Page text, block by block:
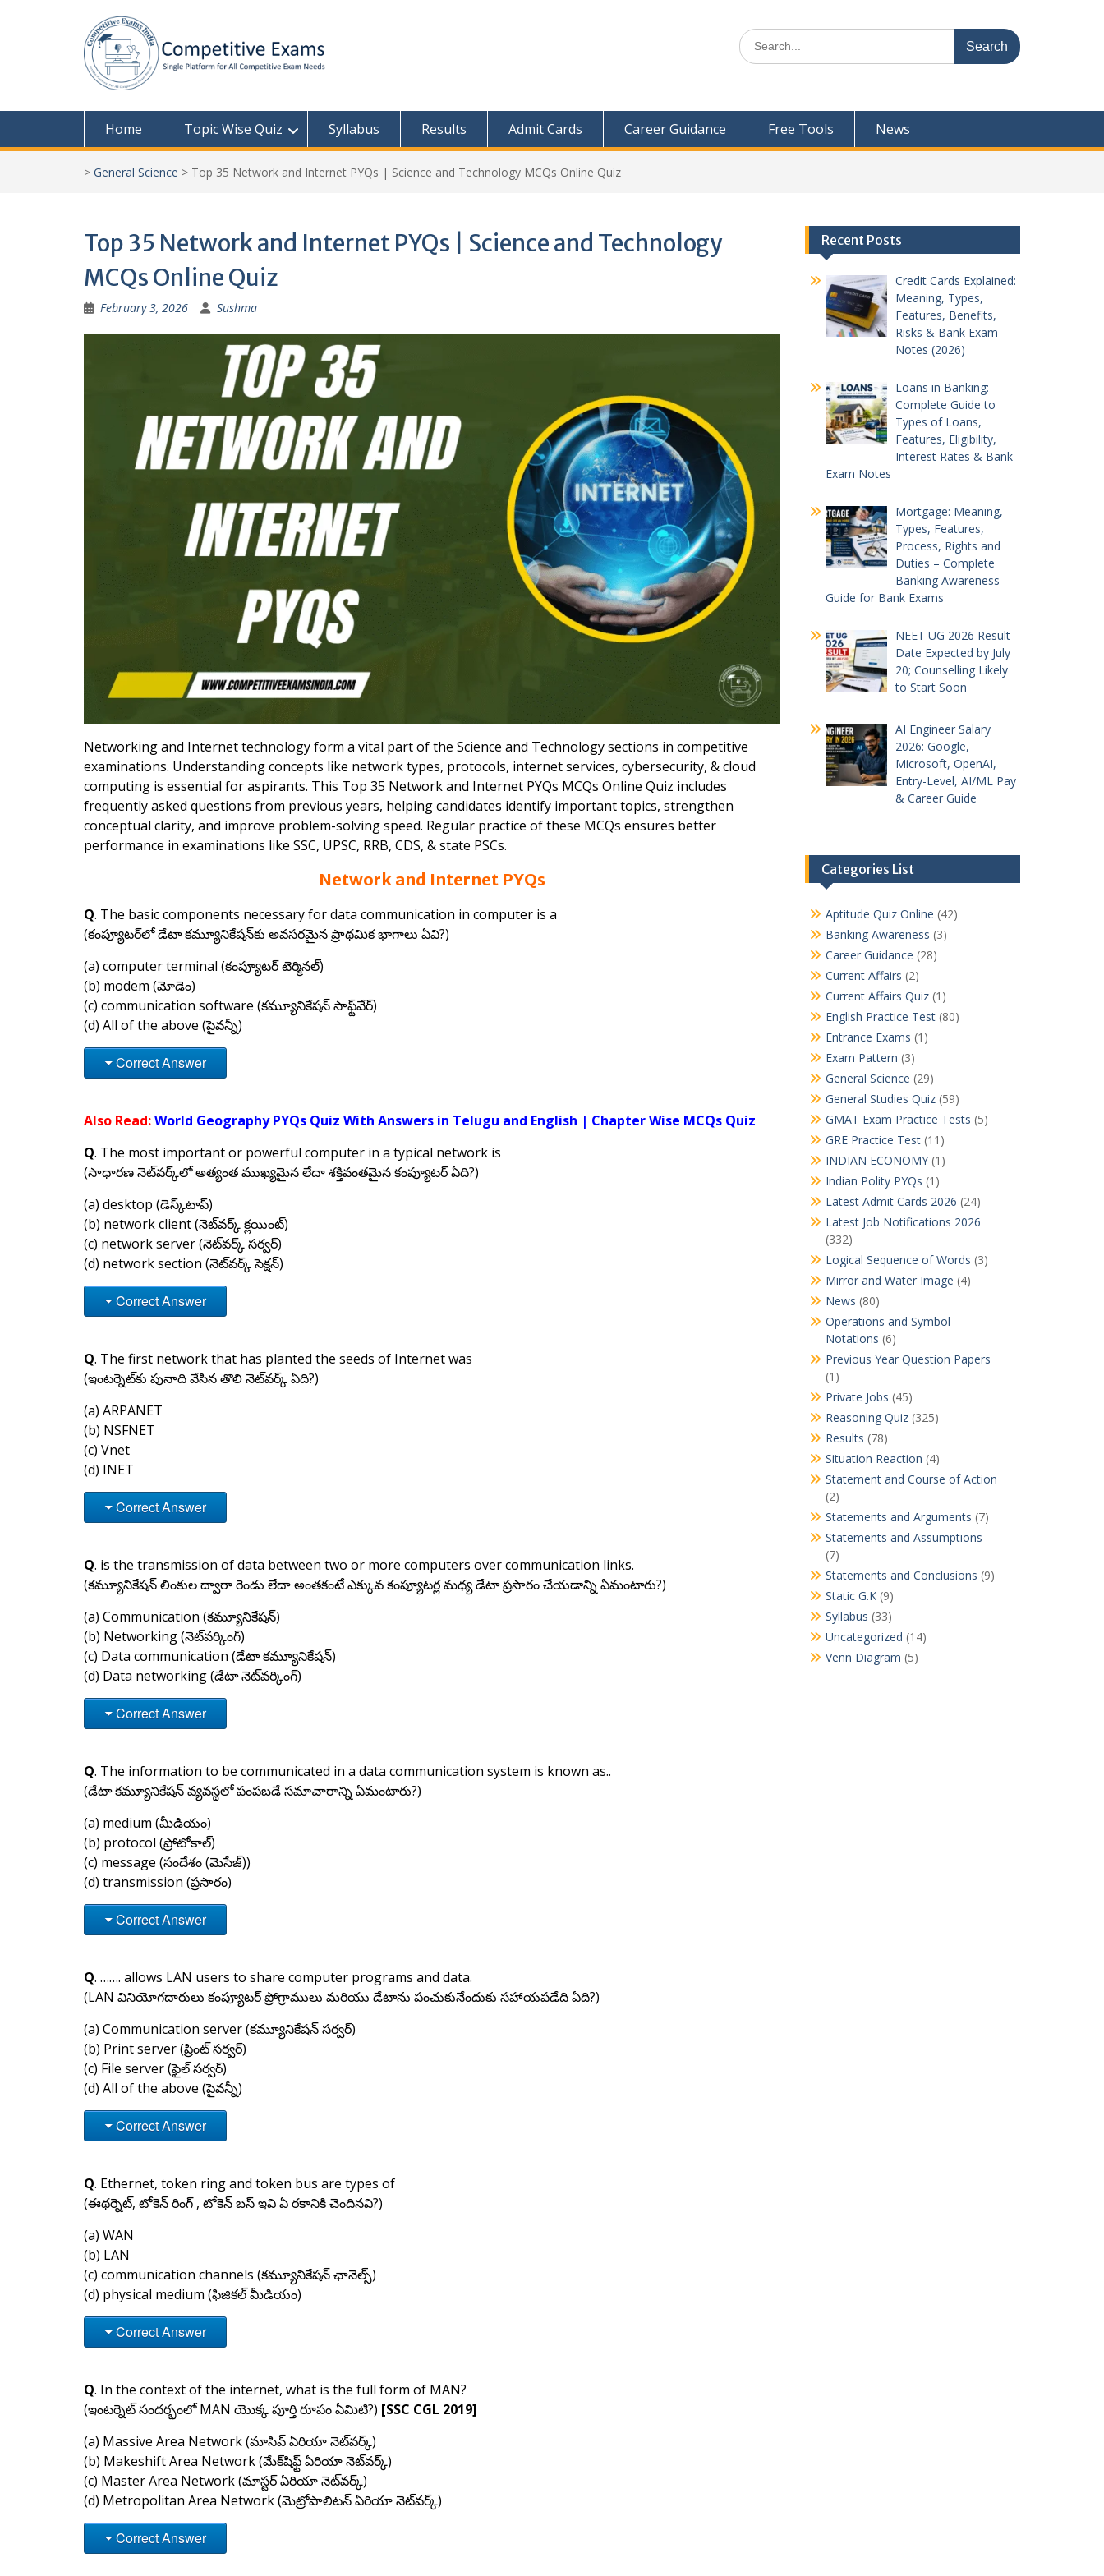
Search
for:
Home Topic Wise Quiz Syllabus Results Admit Cards Career Guidance Free Tools News
> General Science > Top 35 Network and Internet PYQs | Science and Technology MCQs Online Quiz
Top 35 Network and Internet PYQs | Science and Technology
MCQs Online Quiz
February 3, 2026 Sushma
Networking and Internet technology form a vital part of the Science and Technology sections in competitive
examinations. Understanding concepts like network types, protocols, internet services, cybersecurity, & cloud
computing is essential for aspirants. This Top 35 Network and Internet PYQs MCQs Online Quiz includes
frequently asked questions from previous years, helping candidates identify important topics, strengthen
conceptual clarity, and improve problem-solving speed. Regular practice of these MCQs ensures better
performance in examinations like SSC, UPSC, RRB, CDS, & state PSCs.
Network and Internet PYQs
Q. The basic components necessary for data communication in computer is a
(కంప్యూటర్‌లో డేటా కమ్యూనికేషన్‌కు అవసరమైన ప్రాథమిక భాగాలు ఏవి?)
(a) computer terminal (కంప్యూటర్ టెర్మినల్)
(b) modem (మోడెం)
(c) communication software (కమ్యూనికేషన్ సాఫ్ట్‌వేర్)
(d) All of the above (పైవన్నీ)
Correct Answer
Also Read:World Geography PYQs Quiz With Answers in Telugu and English | Chapter Wise MCQs Quiz
Q. The most important or powerful computer in a typical network is
(సాధారణ నెట్‌వర్క్‌లో అత్యంత ముఖ్యమైన లేదా శక్తివంతమైన కంప్యూటర్ ఏది?)
(a) desktop (డెస్క్‌టాప్)
(b) network client (నెట్‌వర్క్ క్లయింట్)
(c) network server (నెట్‌వర్క్ సర్వర్)
(d) network section (నెట్‌వర్క్ సెక్షన్)
Correct Answer
Q. The first network that has planted the seeds of Internet was
(ఇంటర్నెట్‌కు పునాది వేసిన తొలి నెట్‌వర్క్ ఏది?)
(a) ARPANET
(b) NSFNET
(c) Vnet
(d) INET
Correct Answer
Q. is the transmission of data between two or more computers over communication links.
(కమ్యూనికేషన్ లింకుల ద్వారా రెండు లేదా అంతకంటే ఎక్కువ కంప్యూటర్ల మధ్య డేటా ప్రసారం చేయడాన్ని ఏమంటారు?)
(a) Communication (కమ్యూనికేషన్)
(b) Networking (నెట్‌వర్కింగ్)
(c) Data communication (డేటా కమ్యూనికేషన్)
(d) Data networking (డేటా నెట్‌వర్కింగ్)
Correct Answer
Q. The information to be communicated in a data communication system is known as..
(డేటా కమ్యూనికేషన్ వ్యవస్థలో పంపబడే సమాచారాన్ని ఏమంటారు?)
(a) medium (మీడియం)
(b) protocol (ప్రోటోకాల్)
(c) message (సందేశం (మెసేజ్))
(d) transmission (ప్రసారం)
Correct Answer
Q. ……. allows LAN users to share computer programs and data.
(LAN వినియోగదారులు కంప్యూటర్ ప్రోగ్రాములు మరియు డేటాను పంచుకునేందుకు సహాయపడేది ఏది?)
(a) Communication server (కమ్యూనికేషన్ సర్వర్)
(b) Print server (ప్రింట్ సర్వర్)
(c) File server (ఫైల్ సర్వర్)
(d) All of the above (పైవన్నీ)
Correct Answer
Q. Ethernet, token ring and token bus are types of
(ఈథర్నెట్, టోకెన్ రింగ్ , టోకెన్ బస్ ఇవి ఏ రకానికి చెందినవి?)
(a) WAN
(b) LAN
(c) communication channels (కమ్యూనికేషన్ ఛానెల్స్)
(d) physical medium (ఫిజికల్ మీడియం)
Correct Answer
Q. In the context of the internet, what is the full form of MAN?
(ఇంటర్నెట్ సందర్భంలో MAN యొక్క పూర్తి రూపం ఏమిటి?) [SSC CGL 2019]
(a) Massive Area Network (మాసివ్ ఏరియా నెట్‌వర్క్)
(b) Makeshift Area Network (మేక్‌షిఫ్ట్ ఏరియా నెట్‌వర్క్)
(c) Master Area Network (మాస్టర్ ఏరియా నెట్‌వర్క్)
(d) Metropolitan Area Network (మెట్రోపాలిటన్ ఏరియా నెట్‌వర్క్)
Correct Answer
Recent Posts
Credit Cards Explained:
Meaning, Types,
Features, Benefits,
Risks & Bank Exam
Notes (2026)
Loans in Banking:
Complete Guide to
Types of Loans,
Features, Eligibility,
Interest Rates & Bank
Exam Notes
Mortgage: Meaning,
Types, Features,
Process, Rights and
Duties – Complete
Banking Awareness
Guide for Bank Exams
NEET UG 2026 Result
Date Expected by July
20; Counselling Likely
to Start Soon
AI Engineer Salary
2026: Google,
Microsoft, OpenAI,
Entry-Level, AI/ML Pay
& Career Guide
Categories List
Aptitude Quiz Online (42)
Banking Awareness (3)
Career Guidance (28)
Current Affairs (2)
Current Affairs Quiz(1)
English Practice Test(80)
Entrance Exams (1)
Exam Pattern (3)
General Science (29)
General Studies Quiz(59)
GMAT Exam Practice Tests (5)
GRE Practice Test(11)
INDIAN ECONOMY(1)
Indian Polity PYQs (1)
Latest Admit Cards 2026 (24)
Latest Job Notifications 2026
(332)
Logical Sequence of Words (3)
Mirror and Water Image (4)
News (80)
Operations and Symbol
Notations (6)
Previous Year Question Papers
(1)
Private Jobs (45)
Reasoning Quiz(325)
Results (78)
Situation Reaction (4)
Statement and Course of Action
(2)
Statements and Arguments (7)
Statements and Assumptions
(7)
Statements and Conclusions (9)
Static G.K(9)
Syllabus (33)
Uncategorized (14)
Venn Diagram (5)